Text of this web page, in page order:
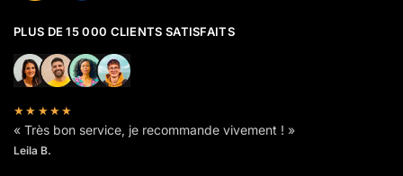
PLUS DE 15 000 CLIENTS SATISFAITS
★★★★★
« Très bon service, je recommande vivement ! »
Leila B.